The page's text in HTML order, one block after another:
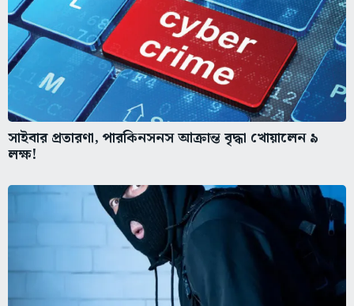
সাইবার প্রতারণা, পারকিনসনস আক্রান্ত বৃদ্ধা খোয়ালেন ৯
লক্ষ!